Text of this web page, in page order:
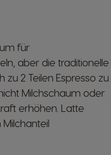
für
aber die traditionelle
2 Teilen Espresso zu
Milchschaum oder
erhöhen. Latte